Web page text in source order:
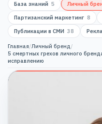
База знаний 5 Личный
Партизанский маркетинг 8
Публикации в СМИ 38
Главная/Личный бренд/
5 смертных грехов личного
исправлению